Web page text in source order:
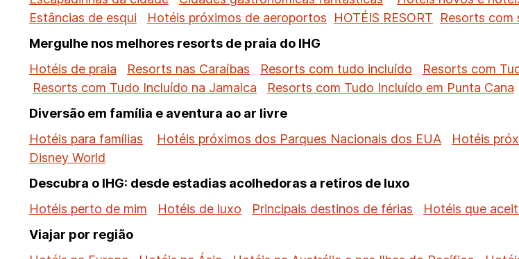
Estâncias de esqui
Hotéis próximos de aeroportos HOTÉIS RESORT Resorts com
Mergulhe nos melhores resorts de praia do IHG
Hotéis de praia
Resorts nas Caraíbas Resorts com tudo incluído Resorts com
Resorts com Tudo Incluído na Jamaica
Resorts com Tudo Incluído em Punta Cana
Diversão em família e aventura ao ar livre
Hotéis para famílias
Hotéis próximos dos Parques Nacionais dos EUA Hotéis
Disney World
Descubra o IHG: desde estadias acolhedoras a retiros de luxo
Hotéis perto de mim
Hotéis de luxo Principais destinos de férias Hotéis que
Viajar por região